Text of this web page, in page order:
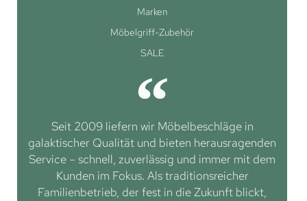
Marken
Möbelgriff-Zubehör
SALE
Seit 2009 liefern wir Möbelbeschläge in
galaktischer Qualität und bieten herausragenden
Service – schnell, zuverlässig und immer mit dem
Kunden im Fokus. Als traditionsreicher
Familienbetrieb, der fest in die Zukunft blickt,